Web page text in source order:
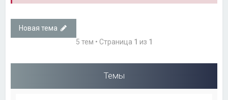
Новая тема
5 тем • Страница 1 из 1
Темы